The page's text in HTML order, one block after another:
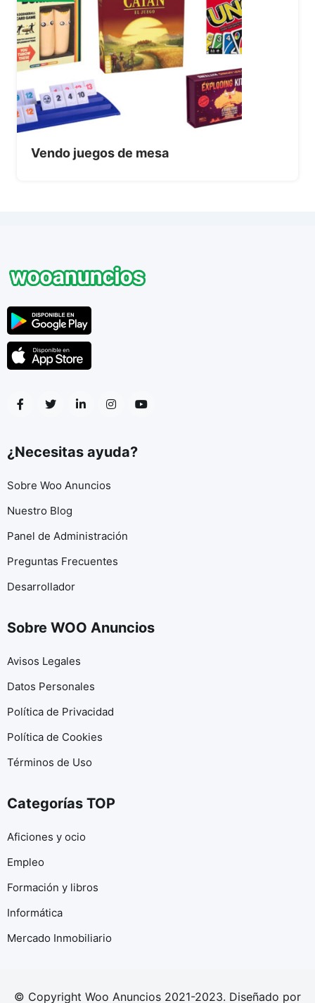
Vendo juegos de mesa
¿Necesitas ayuda?
Sobre Woo Anuncios
Nuestro Blog
Panel de Administración
Preguntas Frecuentes
Desarrollador
Sobre WOO Anuncios
Avisos Legales
Datos Personales
Política de Privacidad
Política de Cookies
Términos de Uso
Categorías TOP
Aficiones y ocio
Empleo
Formación y libros
Informática
Mercado Inmobiliario
© Copyright Woo Anuncios 2021-2023. Diseñado por